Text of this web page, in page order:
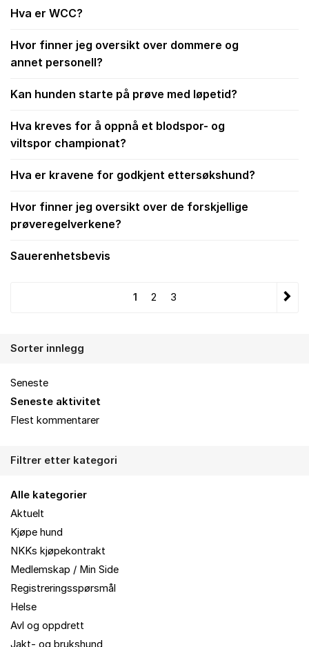
Hva er WCC?
Hvor finner jeg oversikt over dommere og
annet personell?
Kan hunden starte på prøve med løpetid?
Hva kreves for å oppnå et blodspor- og
viltspor championat?
Hva er kravene for godkjent ettersøkshund?
Hvor finner jeg oversikt over de forskjellige
prøveregelverkene?
Sauerenhetsbevis
1 2 3
Sorter innlegg
Seneste
Seneste aktivitet
Flest kommentarer
Filtrer etter kategori
Alle kategorier
Aktuelt
Kjøpe hund
NKKs kjøpekontrakt
Medlemskap / Min Side
Registreringsspørsmål
Helse
Avl og oppdrett
Jakt- og brukshund